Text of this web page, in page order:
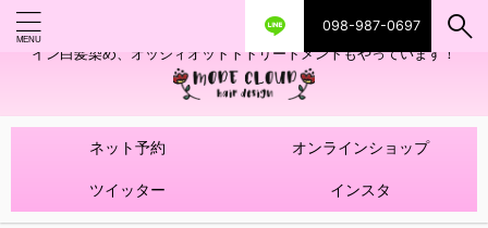
098-987-0697
艶ツヤヘアカラー！髪質改善トリートメントやハイライトを使ったデザ
イン白髪染め、オッジィオットトトリートメントもやっています！
ネット予約 オンラインショップ
ツイッター インスタ